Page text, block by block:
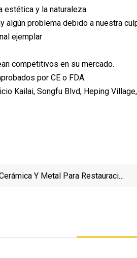
estética y la naturaleza.
algún problema debido a nuestra
ejemplar
competitivos en su mercado.
por CE o FDA.
Kailai, Songfu Blvd, Heping Village,
Y Metal Para Restauración